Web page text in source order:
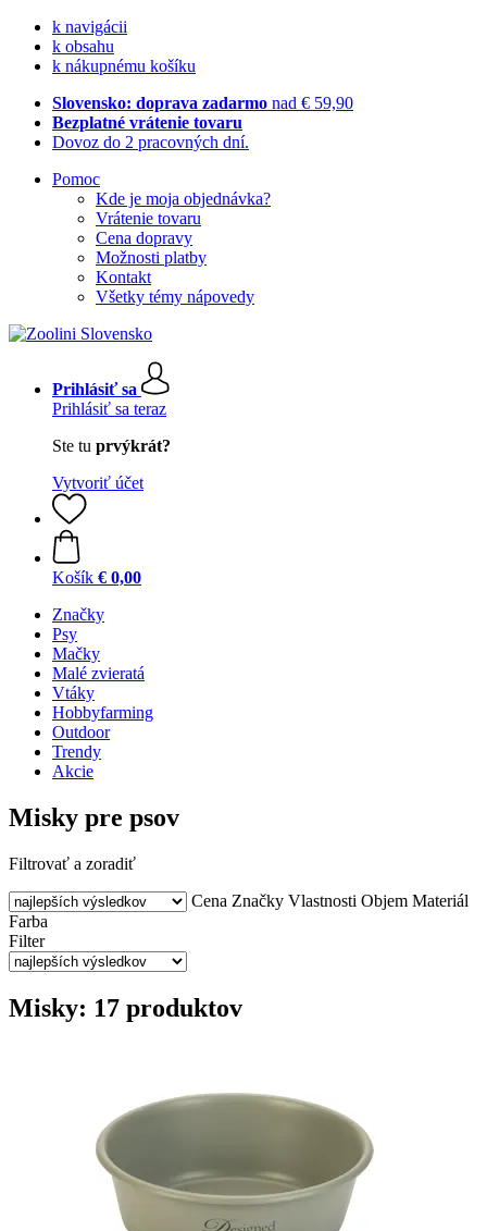
k navigácii
k obsahu
k nákupnému košíku
Slovensko: doprava zadarmo nad € 59,90
Bezplatné vrátenie tovaru
Dovoz do 2 pracovných dní.
Pomoc
Kde je moja objednávka?
Vrátenie tovaru
Cena dopravy
Možnosti platby
Kontakt
Všetky témy nápovedy
Prihlásiť sa
Prihlásiť sa teraz
Ste tu prvýkrát?
Vytvoriť účet
Košík € 0,00
Značky
Psy
Mačky
Malé zvieratá
Vtáky
Hobbyfarming
Outdoor
Trendy
Akcie
Misky pre psov
Filtrovať a zoradiť
Cena Značky Vlastnosti Objem Materiál
Farba
Filter
Misky: 17 produktov